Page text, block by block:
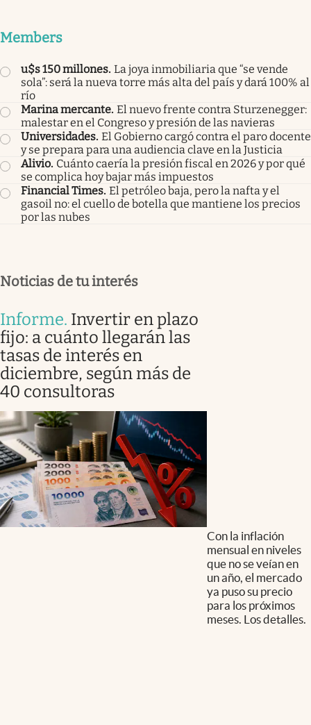
Members
u$s 150 millones. La joya inmobiliaria que “se vende
sola”: será la nueva torre más alta del país y dará 100% al
río
Marina mercante. El nuevo frente contra Sturzenegger:
malestar en el Congreso y presión de las navieras
Universidades. El Gobierno cargó contra el paro docente
y se prepara para una audiencia clave en la Justicia
Alivio. Cuánto caería la presión fiscal en 2026 y por qué
se complica hoy bajar más impuestos
Financial Times. El petróleo baja, pero la nafta y el
gasoil no: el cuello de botella que mantiene los precios
por las nubes
Noticias de tu interés
Informe. Invertir en plazo
fijo: a cuánto llegarán las
tasas de interés en
diciembre, según más de
40 consultoras
Con la inflación
mensual en niveles
que no se veían en
un año, el mercado
ya puso su precio
para los próximos
meses. Los detalles.